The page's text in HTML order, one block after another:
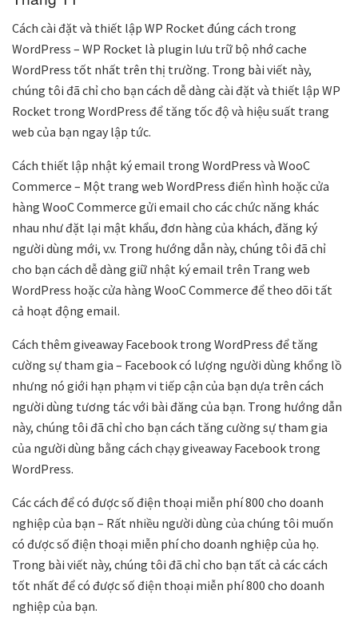
Cách cài đặt và thiết lập WP Rocket đúng cách trong
WordPress – WP Rocket là plugin lưu trữ bộ nhớ cache
WordPress tốt nhất trên thị trường. Trong bài viết này,
chúng tôi đã chỉ cho bạn cách dễ dàng cài đặt và thiết lập WP
Rocket trong WordPress để tăng tốc độ và hiệu suất trang
web của bạn ngay lập tức.
Cách thiết lập nhật ký email trong WordPress và WooC
Commerce – Một trang web WordPress điển hình hoặc cửa
hàng WooC Commerce gửi email cho các chức năng khác
nhau như đặt lại mật khẩu, đơn hàng của khách, đăng ký
người dùng mới, v.v. Trong hướng dẫn này, chúng tôi đã chỉ
cho bạn cách dễ dàng giữ nhật ký email trên Trang web
WordPress hoặc cửa hàng WooC Commerce để theo dõi tất
cả hoạt động email.
Cách thêm giveaway Facebook trong WordPress để tăng
cường sự tham gia – Facebook có lượng người dùng khổng lồ
nhưng nó giới hạn phạm vi tiếp cận của bạn dựa trên cách
người dùng tương tác với bài đăng của bạn. Trong hướng dẫn
này, chúng tôi đã chỉ cho bạn cách tăng cường sự tham gia
của người dùng bằng cách chạy giveaway Facebook trong
WordPress.
Các cách để có được số điện thoại miễn phí 800 cho doanh
nghiệp của bạn – Rất nhiều người dùng của chúng tôi muốn
có được số điện thoại miễn phí cho doanh nghiệp của họ.
Trong bài viết này, chúng tôi đã chỉ cho bạn tất cả các cách
tốt nhất để có được số điện thoại miễn phí 800 cho doanh
nghiệp của bạn.